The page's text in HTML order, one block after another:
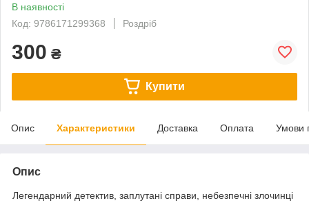
В наявності
Код: 9786171299368
Роздріб
300 ₴
Купити
Опис Характеристики Доставка Оплата Умови
Опис
Легендарний детектив, заплутані справи, небезпечні злочинці